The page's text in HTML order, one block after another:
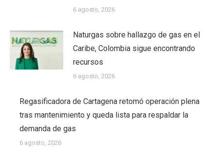
6 agosto, 2026
Naturgas sobre hallazgo de gas en el
Caribe, Colombia sigue encontrando
recursos
6 agosto, 2026
Regasificadora de Cartagena retomó operación plena
tras mantenimiento y queda lista para respaldar la
demanda de gas
6 agosto, 2026